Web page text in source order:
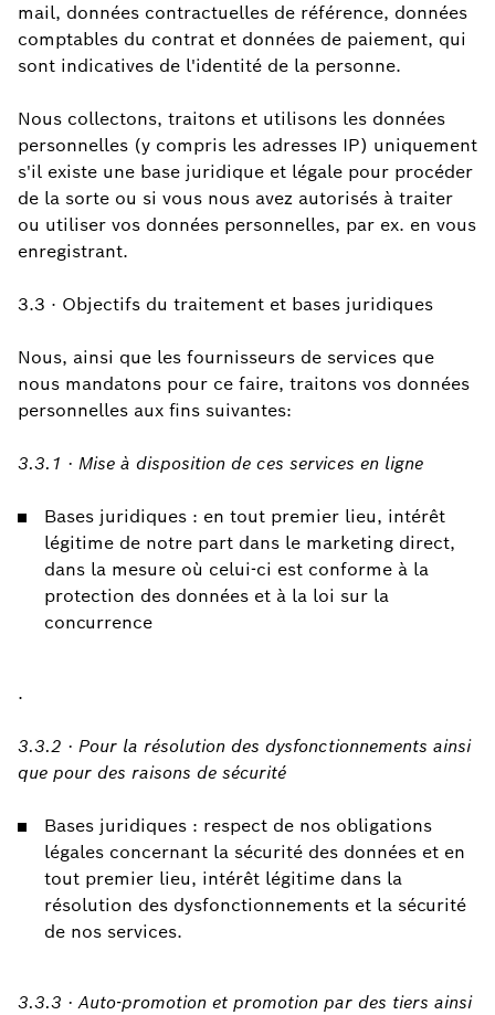
mail, données contractuelles de référence, données
comptables du contrat et données de paiement, qui
sont indicatives de l'identité de la personne.
Nous collectons, traitons et utilisons les données
personnelles (y compris les adresses IP) uniquement
s'il existe une base juridique et légale pour procéder
de la sorte ou si vous nous avez autorisés à traiter
ou utiliser vos données personnelles, par ex. en vous
enregistrant.
3.3 · Objectifs du traitement et bases juridiques
Nous, ainsi que les fournisseurs de services que
nous mandatons pour ce faire, traitons vos données
personnelles aux fins suivantes:
3.3.1 · Mise à disposition de ces services en ligne
Bases juridiques : en tout premier lieu, intérêt
légitime de notre part dans le marketing direct,
dans la mesure où celui-ci est conforme à la
protection des données et à la loi sur la
concurrence
.
3.3.2 · Pour la résolution des dysfonctionnements ainsi
que pour des raisons de sécurité
Bases juridiques : respect de nos obligations
légales concernant la sécurité des données et en
tout premier lieu, intérêt légitime dans la
résolution des dysfonctionnements et la sécurité
de nos services.
3.3.3 · Auto-promotion et promotion par des tiers ainsi